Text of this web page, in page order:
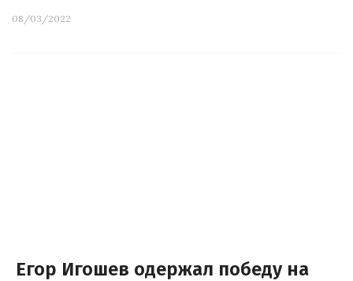
08/03/2022
Егор Игошев одержал победу на